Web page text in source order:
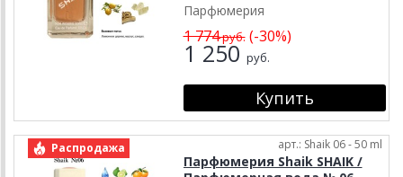
Парфюмерия
1 774руб.(-30%)
1 250 руб.
Распродажа арт.: Shaik 06 - 50 ml
Парфюмерия Shaik SHAIK /